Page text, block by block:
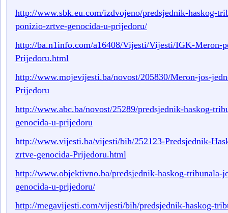
http://www.sbk.eu.com/izdvojeno/predsjednik-haskog-
ponizio-zrtve-genocida-u-prijedoru/
http://ba.n1info.com/a16408/Vijesti/Vijesti/IGK-Meron-
Prijedoru.html
http://www.mojevijesti.ba/novost/205830/Meron-jos-
Prijedoru
http://www.abc.ba/novost/25289/predsjednik-haskog-
genocida-u-prijedoru
http://www.vijesti.ba/vijesti/bih/252123-Predsjednik-
zrtve-genocida-Prijedoru.html
http://www.objektivno.ba/predsjednik-haskog-tribunala-
genocida-u-prijedoru/
http://megavijesti.com/vijesti/bih/predsjednik-haskog-